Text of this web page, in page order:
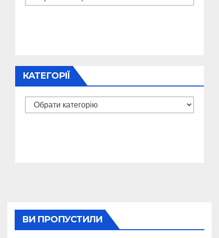
КАТЕГОРІЇ
Категорії
ВИ ПРОПУСТИЛИ